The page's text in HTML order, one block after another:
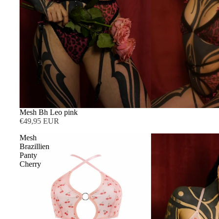
AUSVERKAUFT
Mesh Bh Leo pink
€49,95 EUR
Mesh
Brazillien
Panty
Cherry